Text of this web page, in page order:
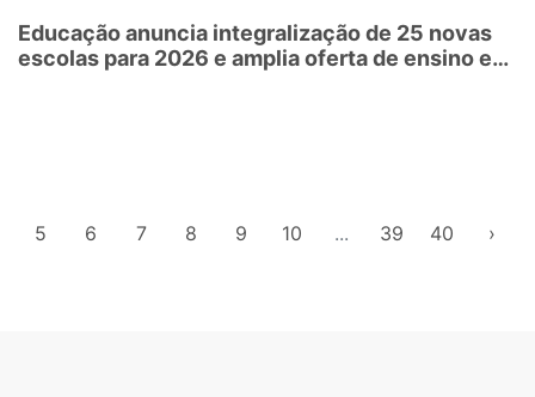
Educação anuncia integralização de 25 novas
escolas para 2026 e amplia oferta de ensino em
5 6 7 8 9 10 ... 39 40 ›